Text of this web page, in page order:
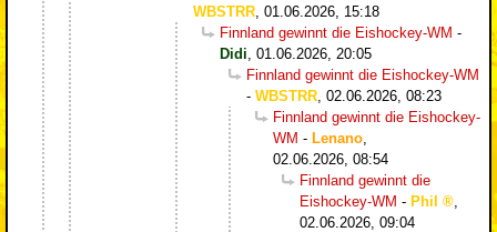
WBSTRR 01.06.2026, 15:18
Finnland gewinnt die Eishockey-WM -
Didi 01.06.2026, 20:05
Finnland gewinnt die Eishockey-WM
- WBSTRR 02.06.2026, 08:23
Finnland gewinnt die Eishockey-
WM - Lenano
02.06.2026, 08:54
Finnland gewinnt die
Eishockey-WM - Phil
02.06.2026, 09:04